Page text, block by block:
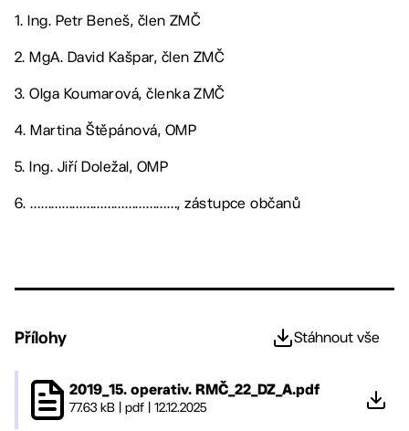
1. Ing. Petr Beneš, člen ZMČ
2. MgA. David Kašpar, člen ZMČ
3. Olga Koumarová, členka ZMČ
4. Martina Štěpánová, OMP
5. Ing. Jiří Doležal, OMP
6. ……………………………………, zástupce občanů
Přílohy Stáhnout vše
2019_15. operativ. RMČ_22_DZ_A.pdf
77.63 kB pdf 12.12.2025